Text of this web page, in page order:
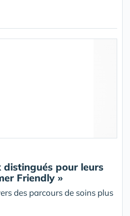
pour leurs
Friendly »
des parcours de soins plus